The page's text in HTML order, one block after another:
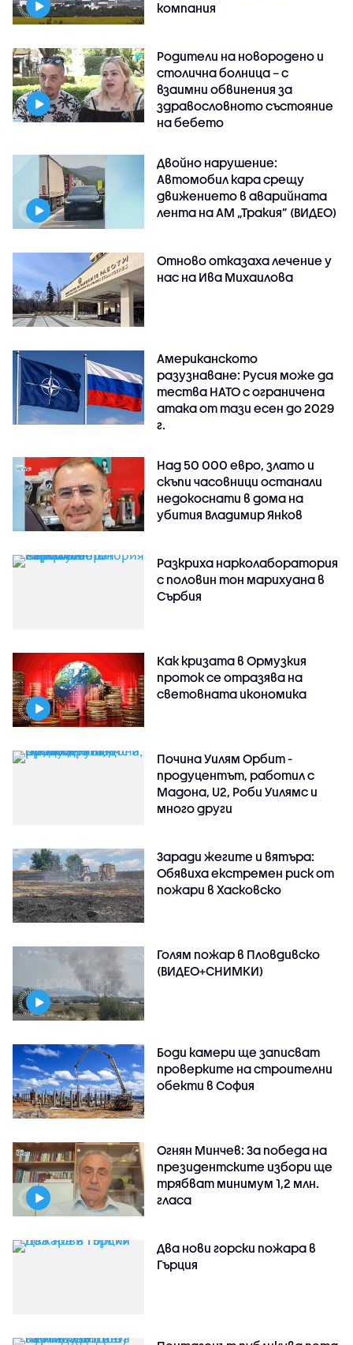
компания
Родители на новородено и
столична болница – с
взаимни обвинения за
здравословното състояние
на бебето
Двойно нарушение:
Автомобил кара срещу
движението в аварийната
лента на АМ „Тракия” (ВИДЕО)
Отново отказаха лечение у
нас на Ива Михаилова
Американското
разузнаване: Русия може да
тества НАТО с ограничена
атака от тази есен до 2029
г.
Над 50 000 евро, злато и
скъпи часовници останали
недокоснати в дома на
убития Владимир Янков
Разкриха нарколаборатория
с половин тон марихуана в
Сърбия
Как кризата в Ормузкия
проток се отразява на
световната икономика
Почина Уилям Орбит -
продуцентът, работил с
Мадона, U2, Роби Уилямс и
много други
Заради жегите и вятъра:
Обявиха екстремен риск от
пожари в Хасковско
Голям пожар в Пловдивско
(ВИДЕО+СНИМКИ)
Боди камери ще записват
проверките на строителни
обекти в София
Огнян Минчев: За победа на
президентските избори ще
трябват минимум 1,2 млн.
гласа
Два нови горски пожара в
Гърция